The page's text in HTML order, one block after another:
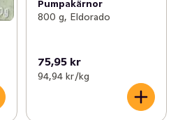
Pumpakärnor
800 g, Eldorado
75,95 kr
94,94 kr /kg